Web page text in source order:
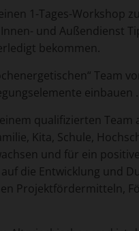
1-Tages-Workshop
und Außendienst
bekommen.
Team
einbauen
qualifizierten
Kita, Schule,
und für ein
die Entwicklung und
Projektfördermitteln,